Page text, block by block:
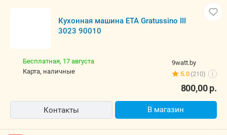
Кухонная машина ETA Gratussino III
3023 90010
9watt.by
5.0 (210) i
Бесплатная, 17 августа
карта, наличные
800,00р.
Контакты В магазин